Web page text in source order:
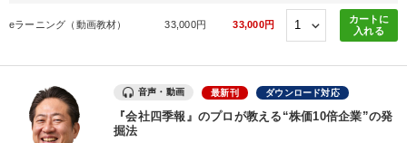
※「更新」を押すと「テーマ」「キーワード」を更新いただけます。
全国経営者セミナー収録物以外の経営教材（全762タイトル）からお探
しいただけます
eラーニング（動画教材） 33,000円 33,000円
カートに
入れる
音声・動画 最新刊 ダウンロード対応
『会社四季報』のプロが教える“株価10倍企業”の発
掘法